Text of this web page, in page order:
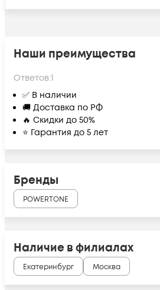
Наши преимущества
Ответов:1
✅ В наличии
🚚 Доставка по РФ
🔥 Скидки до 50%
⭐ Гарантия до 5 лет
Бренды
POWERTONE
Наличие в филиалах
Екатеринбург Москва